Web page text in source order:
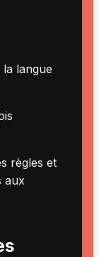
langue
règles et
aux